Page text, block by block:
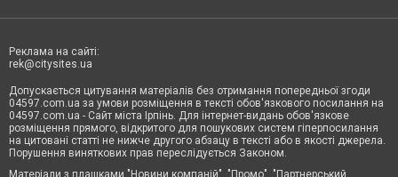
Реклама на сайті:
rek@citysites.ua
Допускається цитування матеріалів без отримання попередньої згоди
04597.com.ua за умови розміщення в тексті обов'язкового посилання на
04597.com.ua - Сайт міста Ірпінь. Для інтернет-видань обов'язкове
розміщення прямого, відкритого для пошукових систем гіперпосилання
на цитовані статті не нижче другого абзацу в тексті або в якості джерела.
Порушення виняткових прав переслідується Законом.
Матеріали з плашками "Новини компаній", "Промо", "Партнерський